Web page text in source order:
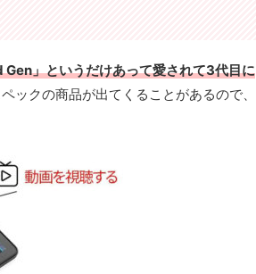
Gen」というだけあって愛されて3代目に
ックの商品が出てくることがあるので、